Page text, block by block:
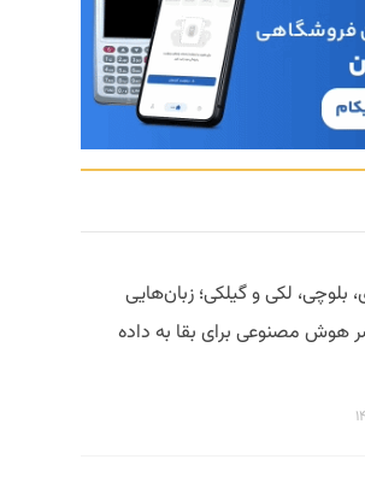
بلوچی، لکی و گیلکی؛ زبان‌هایی
هوش مصنوعی برای بقا به داده